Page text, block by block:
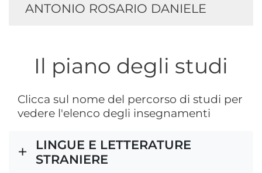
ANTONIO ROSARIO DANIELE
Il piano degli studi
Clicca sul nome del percorso di studi per
vedere l'elenco degli insegnamenti
LINGUE E LETTERATURE
STRANIERE